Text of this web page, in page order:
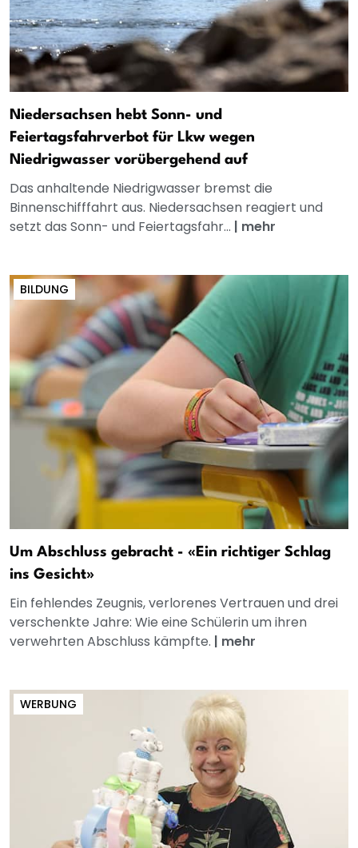
Niedersachsen hebt Sonn- und
Feiertagsfahrverbot für Lkw wegen
Niedrigwasser vorübergehend auf
Das anhaltende Niedrigwasser bremst die
Binnenschifffahrt aus. Niedersachsen reagiert und
setzt das Sonn- und Feiertagsfahr... | mehr
BILDUNG
Um Abschluss gebracht - «Ein richtiger Schlag
ins Gesicht»
Ein fehlendes Zeugnis, verlorenes Vertrauen und drei
verschenkte Jahre: Wie eine Schülerin um ihren
verwehrten Abschluss kämpfte. | mehr
WERBUNG